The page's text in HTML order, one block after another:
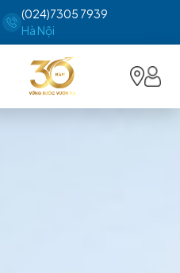
(024)7305 7939
Hà Nội